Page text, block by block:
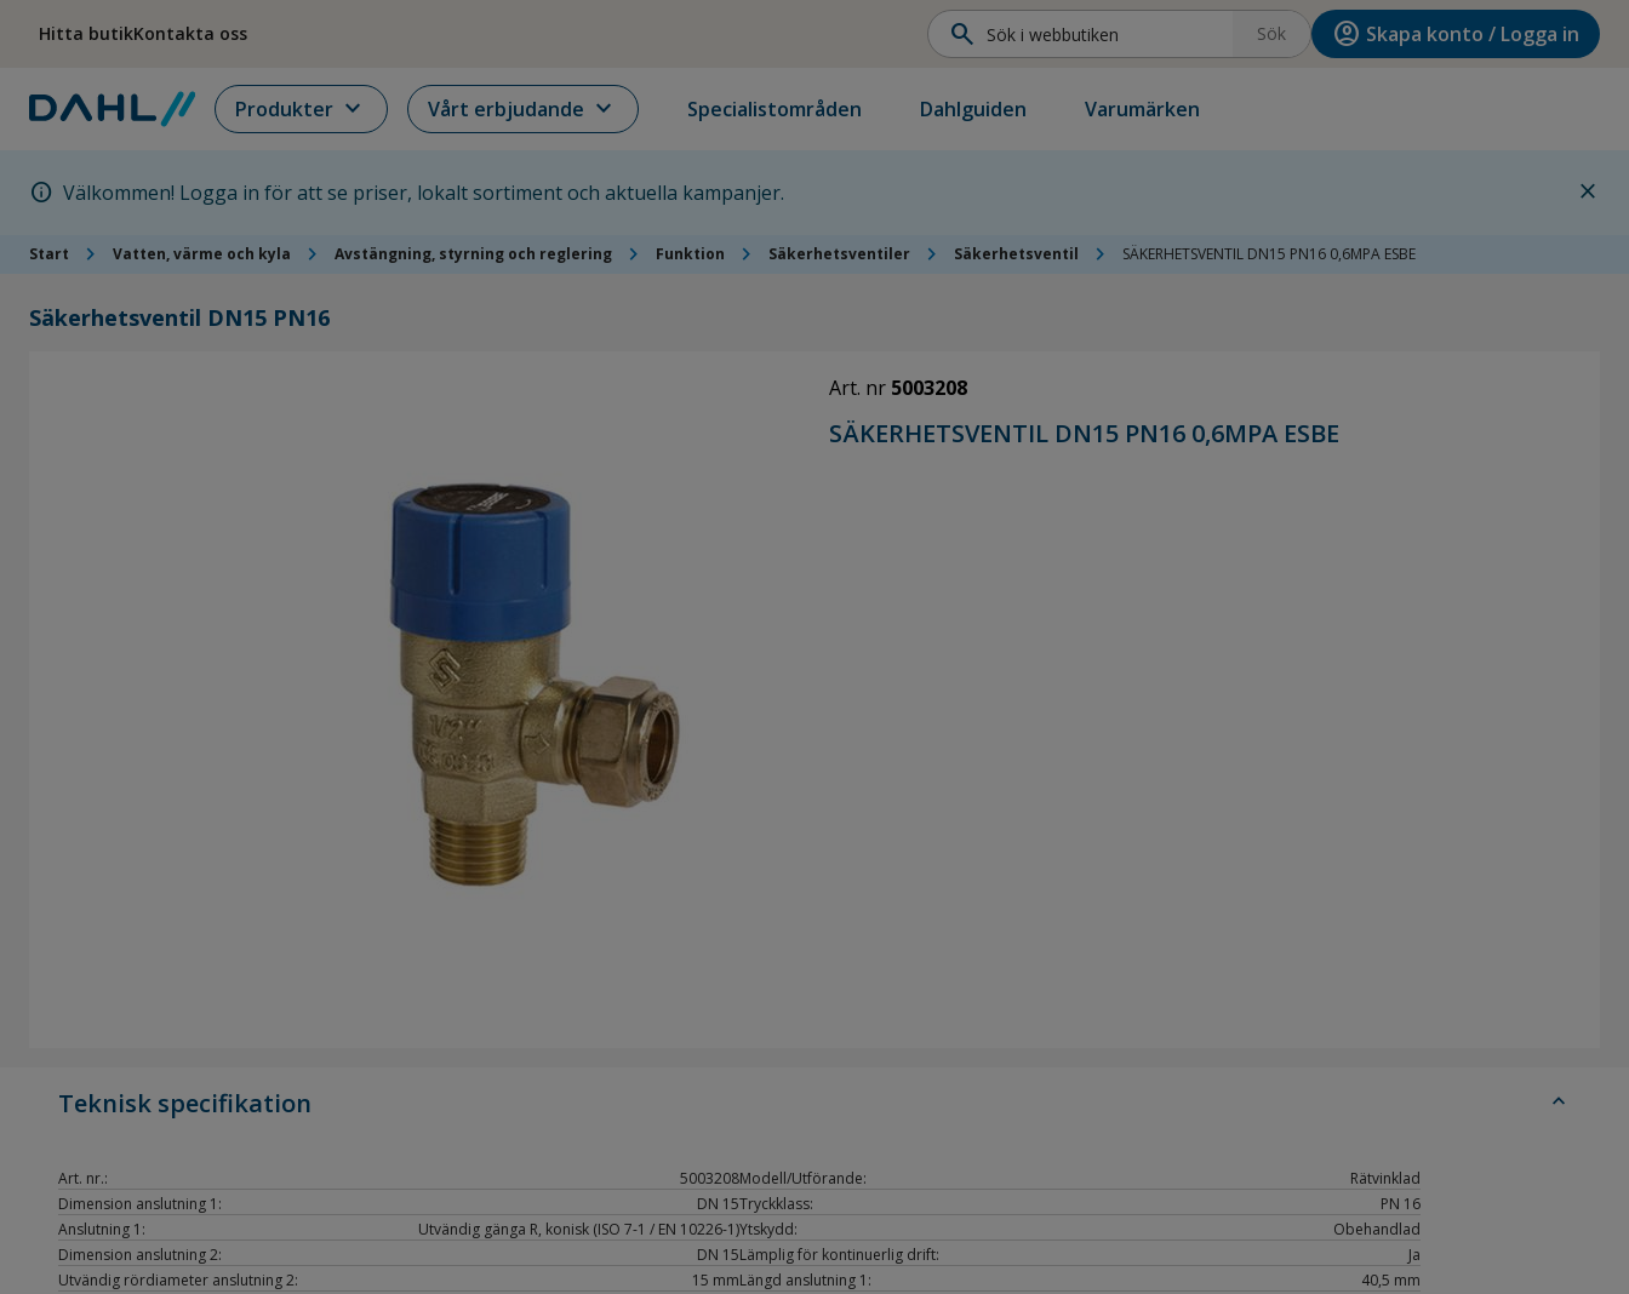
Hitta butikKontakta oss search Sök account_circle Skapa konto / Logga in
Produkter expand_more Vårt erbjudande expand_more Specialistområden Dahlguiden Varumärken
info Välkommen! Logga in för att se priser, lokalt sortiment och aktuella kampanjer. close
Start chevron_right Vatten, värme och kyla chevron_right Avstängning, styrning och reglering chevron_right Funktion chevron_right Säkerhetsventiler chevron_right Säkerhetsventil chevron_right SÄKERHETSVENTIL DN15 PN16 0,6MPA ESBE
Säkerhetsventil DN15 PN16
Art. nr 5003208
SÄKERHETSVENTIL DN15 PN16 0,6MPA ESBE
Teknisk specifikation expand_less
Art. nr.:
5003208
Dimension anslutning 1:
DN 15
Anslutning 1:
Utvändig gänga R, konisk (ISO 7-1 / EN 10226-1)
Dimension anslutning 2:
DN 15
Utvändig rördiameter anslutning 2:
15 mm
Modell/Utförande:
Rätvinklad
Tryckklass:
PN 16
Ytskydd:
Obehandlad
Lämplig för kontinuerlig drift:
Ja
Längd anslutning 1:
40,5 mm